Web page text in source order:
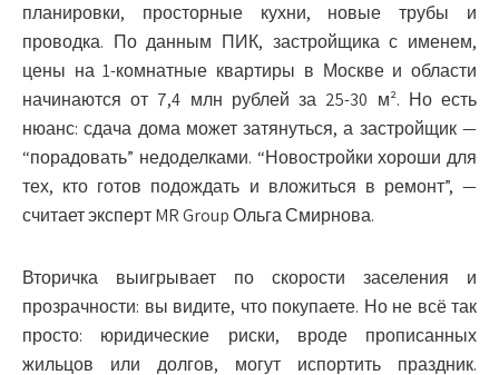
планировки, просторные кухни, новые трубы и
проводка. По данным ПИК, застройщика с именем,
цены на 1-комнатные квартиры в Москве и области
начинаются от 7,4 млн рублей за 25-30 м². Но есть
нюанс: сдача дома может затянуться, а застройщик —
“порадовать” недоделками. “Новостройки хороши для
тех, кто готов подождать и вложиться в ремонт”, —
считает эксперт MR Group Ольга Смирнова.
Вторичка выигрывает по скорости заселения и
прозрачности: вы видите, что покупаете. Но не всё так
просто: юридические риски, вроде прописанных
жильцов или долгов, могут испортить праздник.